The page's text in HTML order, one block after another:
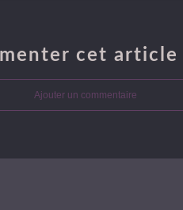
cet article
Ajouter un commentaire